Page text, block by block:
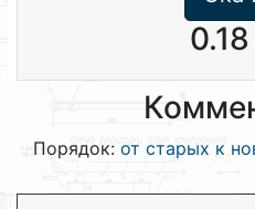
Порядок: от старых к